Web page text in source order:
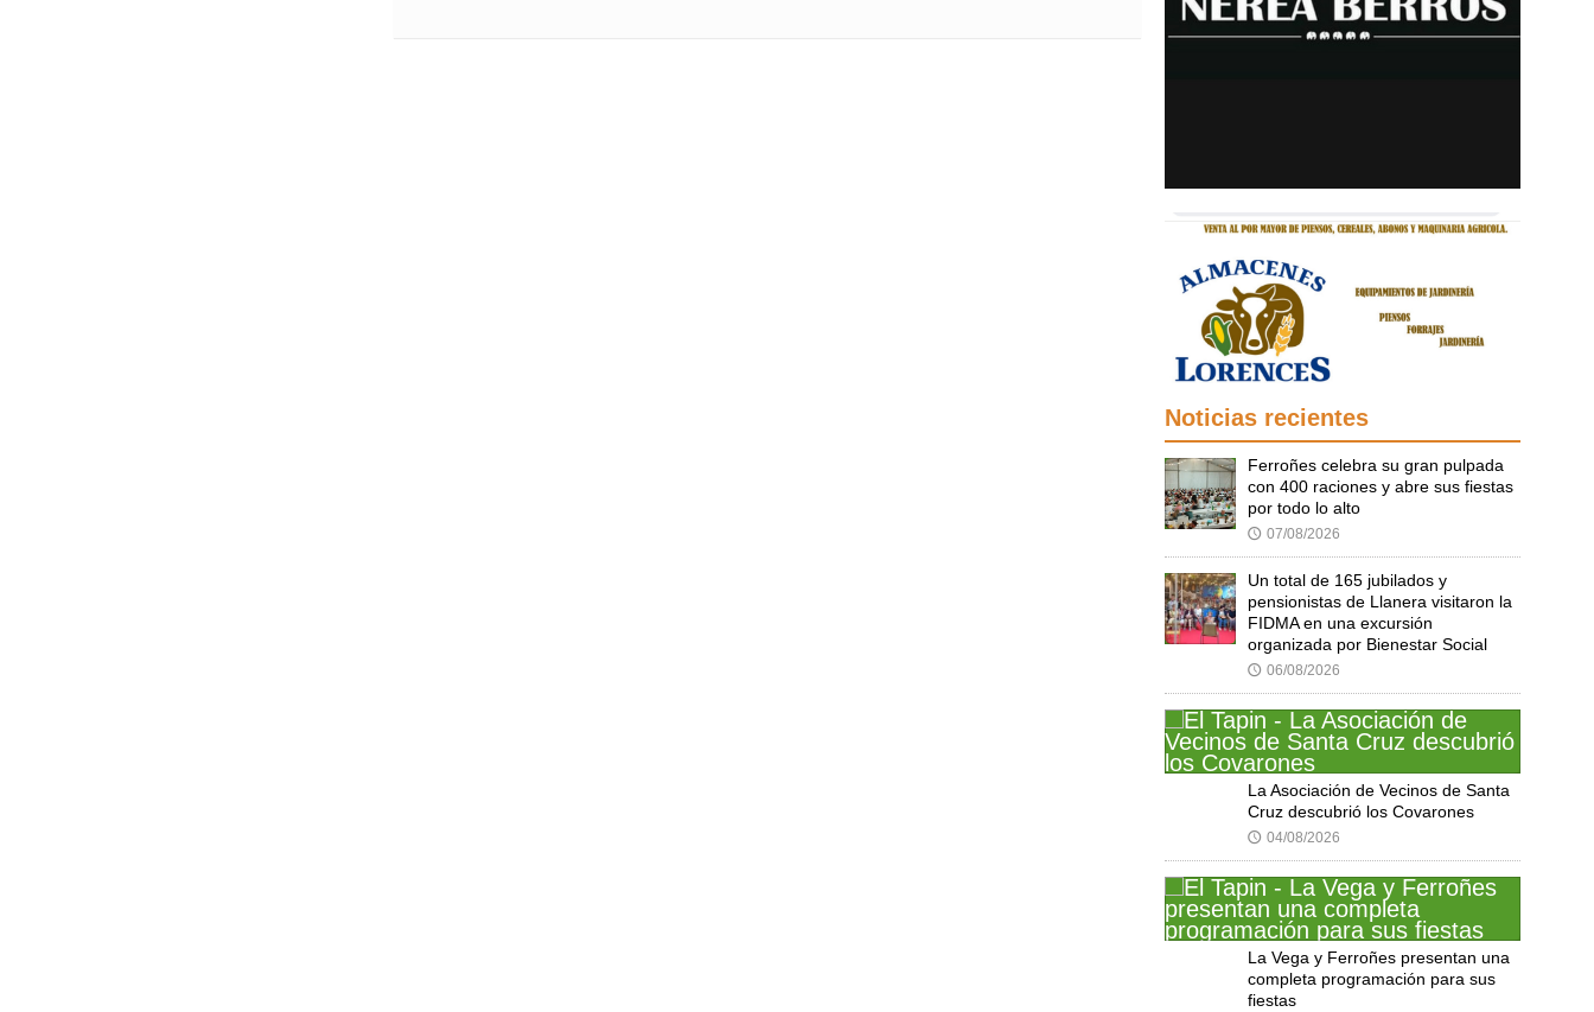
Noticias recientes
Ferroñes celebra su gran pulpada
con 400 raciones y abre sus fiestas
por todo lo alto
🕔 07/08/2026
Un total de 165 jubilados y
pensionistas de Llanera visitaron la
FIDMA en una excursión
organizada por Bienestar Social
🕔 06/08/2026
La Asociación de Vecinos de Santa
Cruz descubrió los Covarones
🕔 04/08/2026
La Vega y Ferroñes presentan una
completa programación para sus
fiestas